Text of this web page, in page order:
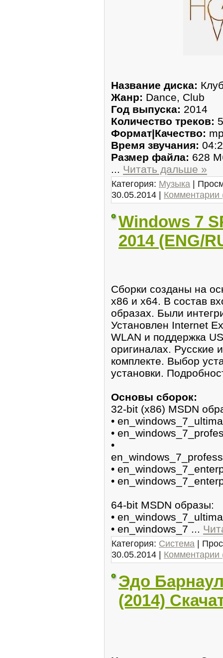
Название диска:
Жанр: Dance, Club
Год выпуска: 2014
Количество треков:
Формат|Качество:
Время звучания:
Размер файла: 628
... Читать дальше »
Категория: Музыка |
30.05.2014 | Комментарии
Windows 7
2014 (ENG/
Сборки созданы на
x86 и x64. В состав
образах. Были
Установлен Internet
WLAN и поддержка
оригиналах. Pусские
комплекте. Выбор
установки.
Основы сборок:
32-bit (x86) MSDN
•
•
•
•
•
64-bit MSDN образы:
•
• en_windows_7 ...
Категория: Система |
30.05.2014 | Комментарии
Эдо
(2014)